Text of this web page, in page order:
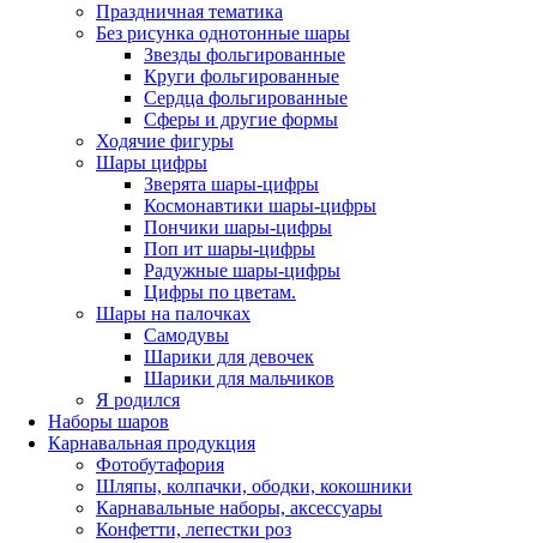
Праздничная тематика
Без рисунка однотонные шары
Звезды фольгированные
Круги фольгированные
Сердца фольгированные
Сферы и другие формы
Ходячие фигуры
Шары цифры
Зверята шары-цифры
Космонавтики шары-цифры
Пончики шары-цифры
Поп ит шары-цифры
Радужные шары-цифры
Цифры по цветам.
Шары на палочках
Самодувы
Шарики для девочек
Шарики для мальчиков
Я родился
Наборы шаров
Карнавальная продукция
Фотобутафория
Шляпы, колпачки, ободки, кокошники
Карнавальные наборы, аксессуары
Конфетти, лепестки роз